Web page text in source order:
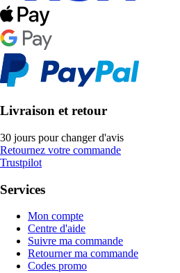
Livraison et retour
30 jours pour changer d'avis
Retournez votre commande
Trustpilot
Services
Mon compte
Centre d'aide
Suivre ma commande
Retourner ma commande
Codes promo